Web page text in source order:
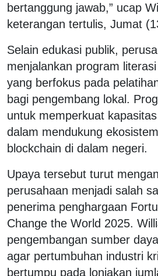
bertanggung jawab,” ucap
keterangan tertulis, Jumat
Selain edukasi publik,
menjalankan program literasi
yang berfokus pada
bagi pengembang lokal.
untuk memperkuat
dalam mendukung
blockchain di dalam negeri.
Upaya tersebut turut
perusahaan menjadi salah
penerima penghargaan
Change the World 2025.
pengembangan sumber
agar pertumbuhan industri
bertumpu pada lonjakan